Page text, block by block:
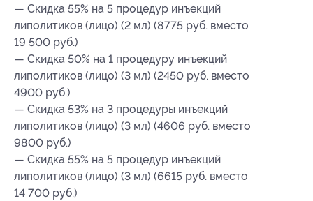
— Скидка 55% на 5 процедур инъекций
липолитиков (лицо) (2 мл) (8775 руб. вместо
19 500 руб.)
— Скидка 50% на 1 процедуру инъекций
липолитиков (лицо) (3 мл) (2450 руб. вместо
4900 руб.)
— Скидка 53% на 3 процедуры инъекций
липолитиков (лицо) (3 мл) (4606 руб. вместо
9800 руб.)
— Скидка 55% на 5 процедур инъекций
липолитиков (лицо) (3 мл) (6615 руб. вместо
14 700 руб.)